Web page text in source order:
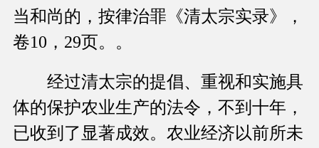
当和尚的，按律治罪《清太宗实录》，
卷10，29页。。
经过清太宗的提倡、重视和实施具
体的保护农业生产的法令，不到十年，
已收到了显著成效。农业经济以前所未